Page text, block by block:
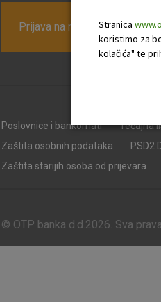
Prijava na newsletter OTP
Poslovnice i bankomati Tečajna
Zaštita osobnih podataka
PSD2
Zaštita starijih osoba od prijevara
© OTP banka d.d.2026. Sva
Stranica
koristimo za
kolačića" te